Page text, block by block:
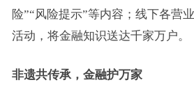
险”“风险提示”等内容；线下各营
活动，将金融知识送达千家万户。
非遗共传承，金融护万家